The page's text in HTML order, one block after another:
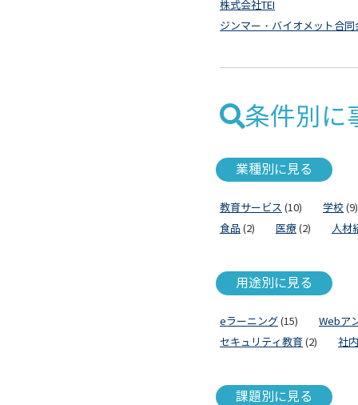
株式会社TEI
ジンマー・バイオメット合同
条件別に
業種別に見る
教育サービス (10) 学校 (9)
食品 (2) 医療 (2) 人材
用途別に見る
eラーニング (15)
Webア
セキュリティ教育 (2) 社
課題別に見る